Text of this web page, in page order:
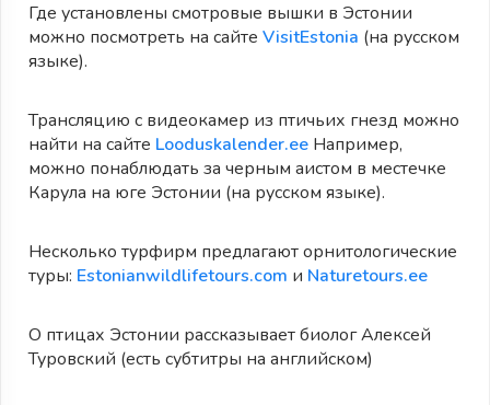
Где установлены смотровые вышки в Эстонии
можно посмотреть на сайте VisitEstonia (на русском
языке).
Трансляцию с видеокамер из птичьих гнезд можно
найти на сайте Looduskalender.ee Например,
можно понаблюдать за черным аистом в местечке
Карула на юге Эстонии (на русском языке).
Несколько турфирм предлагают орнитологические
туры: Estonianwildlifetours.com и Naturetours.ee
О птицах Эстонии рассказывает биолог Алексей
Туровский (есть субтитры на английском)